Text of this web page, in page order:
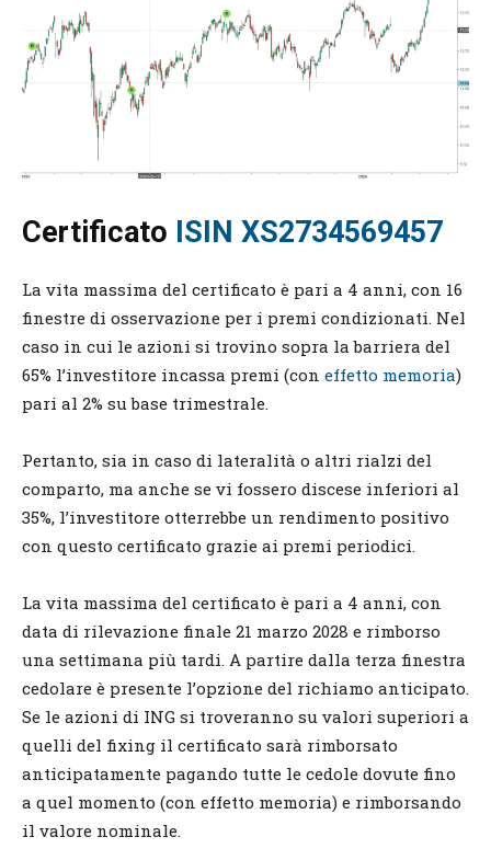
Certificato ISIN XS2734569457
La vita massima del certificato è pari a 4 anni, con 16
finestre di osservazione per i premi condizionati. Nel
caso in cui le azioni si trovino sopra la barriera del
65% l’investitore incassa premi (con effetto memoria)
pari al 2% su base trimestrale.
Pertanto, sia in caso di lateralità o altri rialzi del
comparto, ma anche se vi fossero discese inferiori al
35%, l’investitore otterrebbe un rendimento positivo
con questo certificato grazie ai premi periodici.
La vita massima del certificato è pari a 4 anni, con
data di rilevazione finale 21 marzo 2028 e rimborso
una settimana più tardi. A partire dalla terza finestra
cedolare è presente l’opzione del richiamo anticipato.
Se le azioni di ING si troveranno su valori superiori a
quelli del fixing il certificato sarà rimborsato
anticipatamente pagando tutte le cedole dovute fino
a quel momento (con effetto memoria) e rimborsando
il valore nominale.